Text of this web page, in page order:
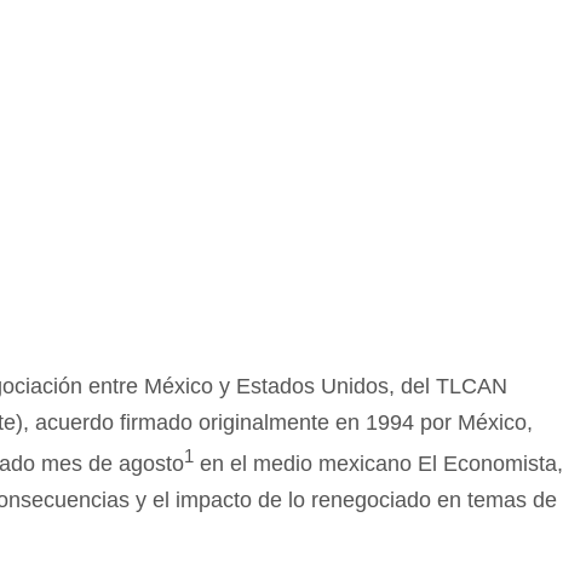
entre México y Estados Unidos, del TLCAN
acuerdo firmado originalmente en 1994 por México,
mes de agosto1 en el medio mexicano El Economista,
y el impacto de lo renegociado en temas de